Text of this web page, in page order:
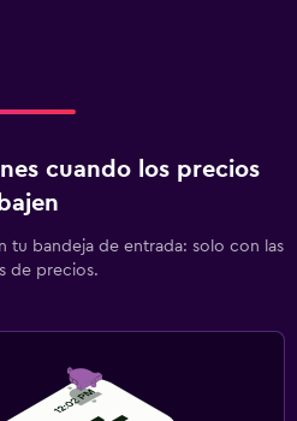
cuando los precios
bajen
tu bandeja de entrada: solo con las
de precios.